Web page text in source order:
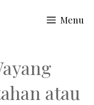
Menu
atau